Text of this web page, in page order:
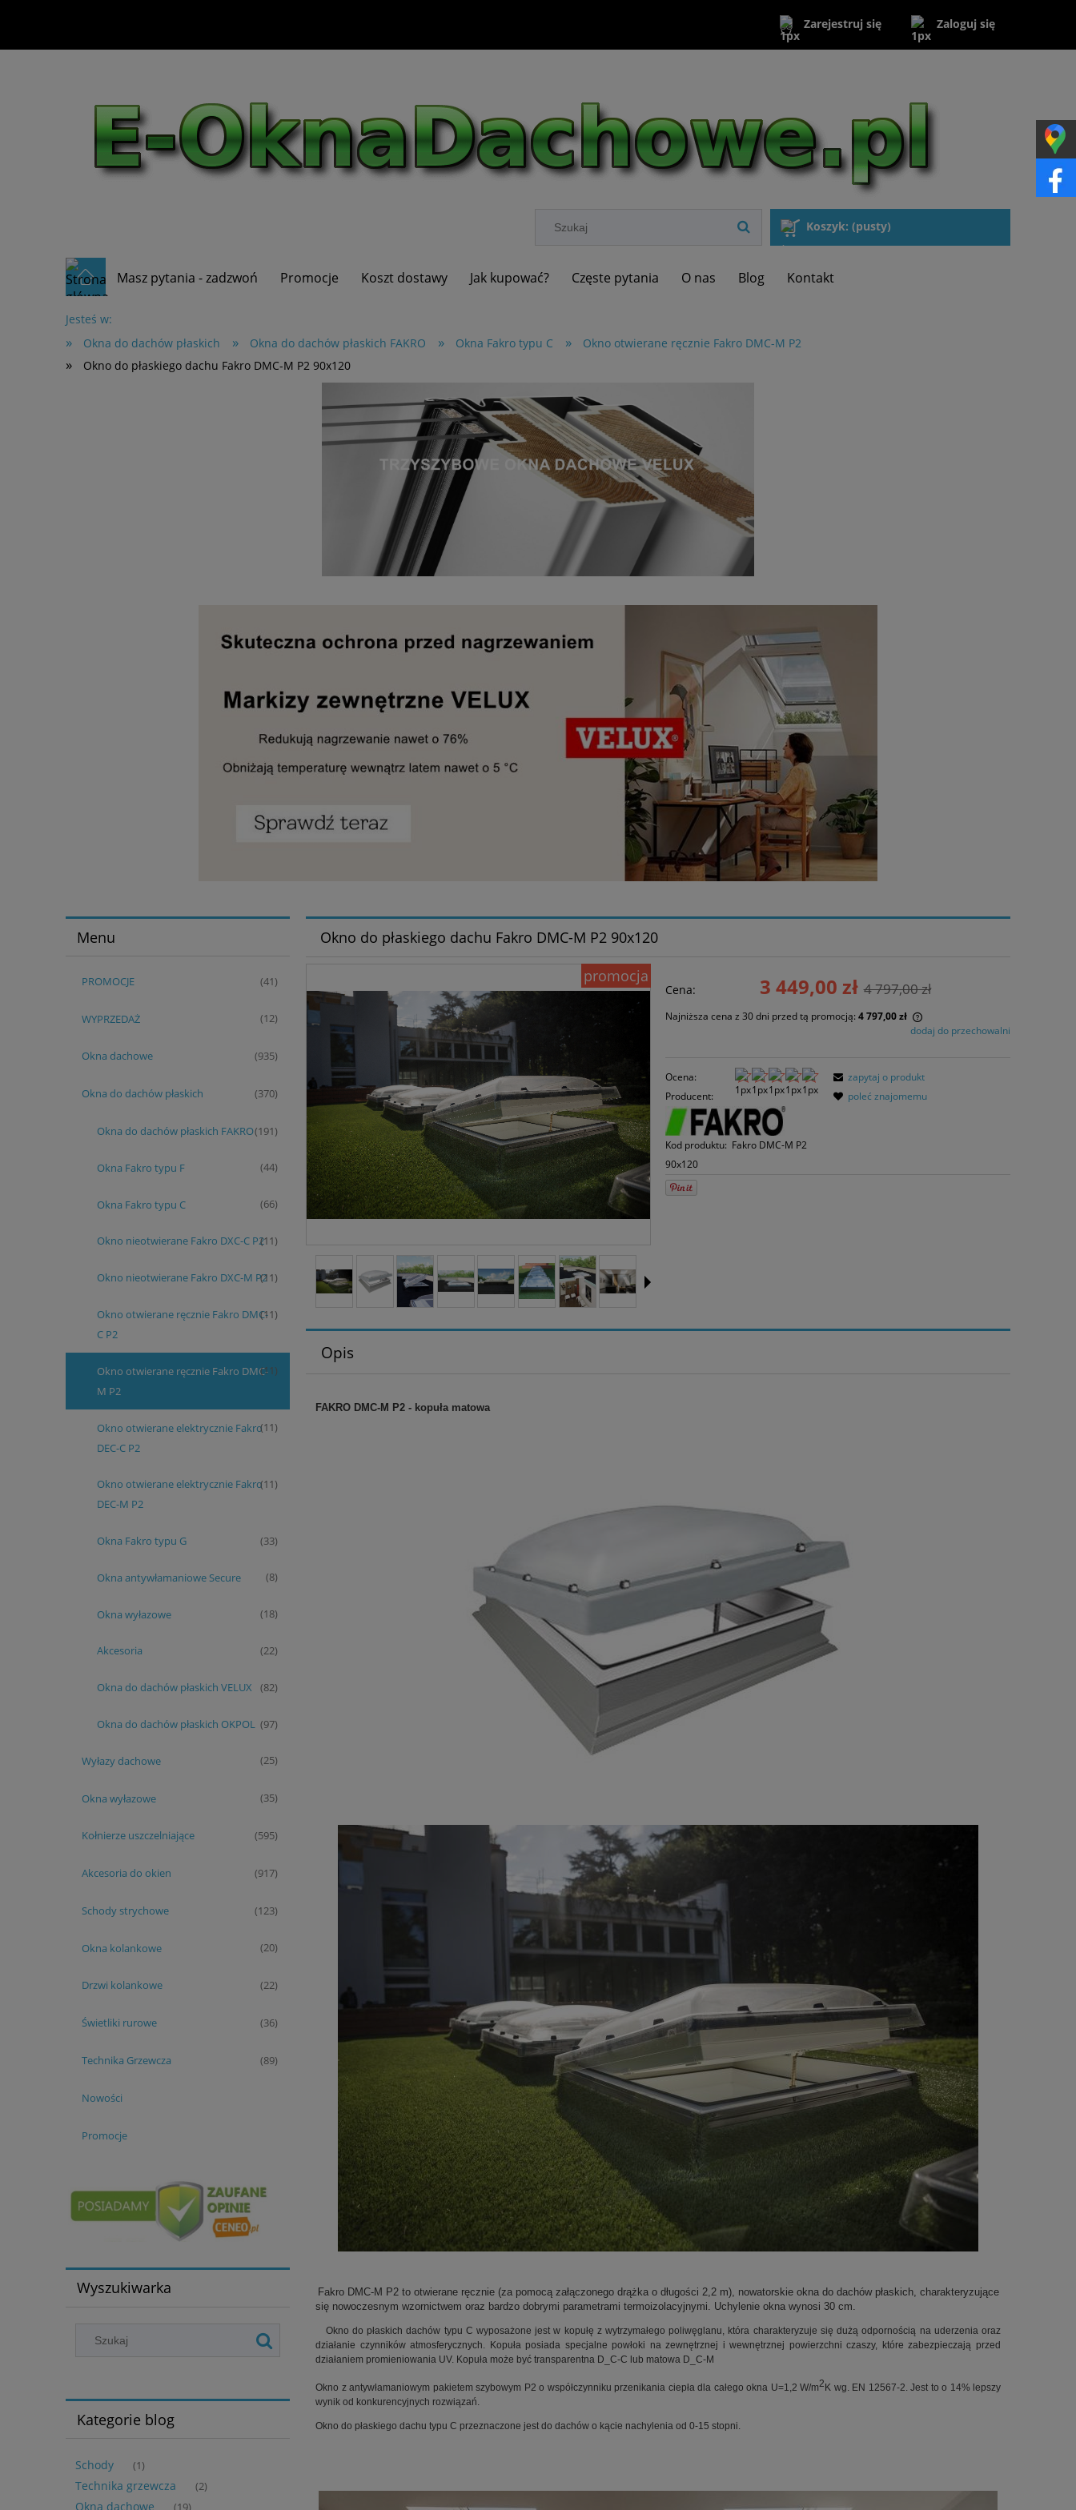
Zarejestruj się Zaloguj się
Koszyk: (pusty)
Masz pytania - zadzwoń Promocje Koszt dostawy Jak kupować? Częste pytania O nas Blog Kontakt
Jesteś w:
» Okna do dachów płaskich » Okna do dachów płaskich FAKRO » Okna Fakro typu C » Okno otwierane ręcznie Fakro DMC-M P2
» Okno do płaskiego dachu Fakro DMC-M P2 90x120
Menu
PROMOCJE (41)
WYPRZEDAŻ (12)
Okna dachowe (935)
Okna do dachów płaskich (370)
Okna do dachów płaskich FAKRO(191)
Okna Fakro typu F (44)
Okna Fakro typu C (66)
Okno nieotwierane Fakro DXC-C P2(11)
Okno nieotwierane Fakro DXC-M P2(11)
Okno otwierane ręcznie Fakro DMC-
C P2
(11)
Okno otwierane ręcznie Fakro DMC-
M P2
(11)
Okno otwierane elektrycznie Fakro
DEC-C P2
(11)
Okno otwierane elektrycznie Fakro
DEC-M P2
(11)
Okna Fakro typu G (33)
Okna antywłamaniowe Secure (8)
Okna wyłazowe (18)
Akcesoria (22)
Okna do dachów płaskich VELUX (82)
Okna do dachów płaskich OKPOL (97)
Wyłazy dachowe (25)
Okna wyłazowe (35)
Kołnierze uszczelniające (595)
Akcesoria do okien (917)
Schody strychowe (123)
Okna kolankowe (20)
Drzwi kolankowe (22)
Świetliki rurowe (36)
Technika Grzewcza (89)
Nowości
Promocje
Wyszukiwarka
Kategorie blog
Schody (1)
Technika grzewcza (2)
Okna dachowe
Okno do płaskiego dachu Fakro DMC-M P2 90x120
promocja
Cena: 3 449,00 zł 4 797,00 zł
Najniższa cena z 30 dni przed tą promocją:4 797,00 zł
30 dni, wyświetlana jest najniższa cena od
momentu, kiedy produkt pojawił się w
sprzedaży.
dodaj do przechowalni
Ocena:
Producent:
Kod produktu: Fakro DMC-M P2
90x120
zapytaj o produkt
poleć znajomemu
Opis
FAKRO DMC-M P2 - kopuła matowa
Fakro DMC-M P2 to otwierane ręcznie (za pomocą załączonego drążka o długości 2,2 m), nowatorskie okna do dachów płaskich, charakteryzujące
się nowoczesnym wzornictwem oraz bardzo dobrymi parametrami termoizolacyjnymi. Uchylenie okna wynosi 30 cm.
Okno do płaskich dachów typu C wyposażone jest w kopułę z wytrzymałego poliwęglanu, która charakteryzuje się dużą odpornością na uderzenia oraz
działanie czynników atmosferycznych. Kopuła posiada specjalne powłoki na zewnętrznej i wewnętrznej powierzchni czaszy, które zabezpieczają przed
działaniem promieniowania UV. Kopuła może być transparentna D_C-C lub matowa D_C-M
Okno z antywłamaniowym pakietem szybowym P2 o współczynniku przenikania ciepła dla całego okna U=1,2 W/m2K wg. EN 12567-2. Jest to o 14% lepszy
wynik od konkurencyjnych rozwiązań.
Okno do płaskiego dachu typu C przeznaczone jest do dachów o kącie nachylenia od 0-15 stopni.